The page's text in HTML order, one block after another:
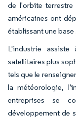
de l'orbite terrestre
américaines ont
établissant une
L'industrie
satellitaires plus
tels que le
la météorologie,
entreprises se
développement de